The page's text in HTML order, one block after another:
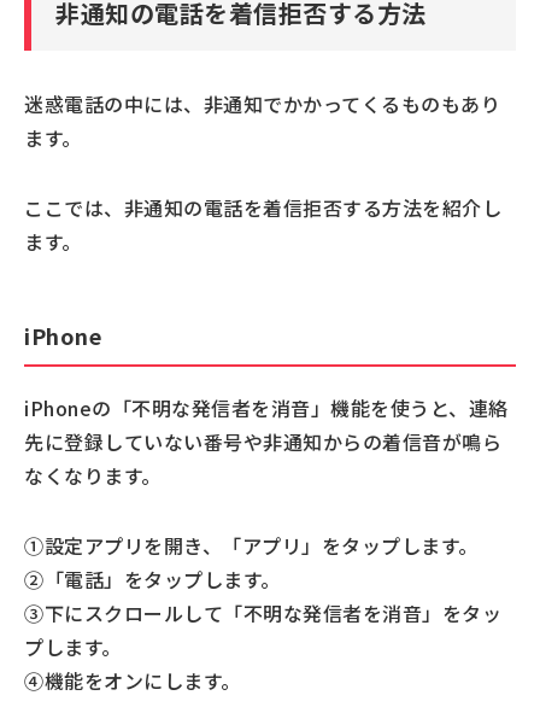
非通知の電話を着信拒否する方法
迷惑電話の中には、非通知でかかってくるものもあり
ます。
ここでは、非通知の電話を着信拒否する方法を紹介し
ます。
iPhone
iPhoneの「不明な発信者を消音」機能を使うと、連絡
先に登録していない番号や非通知からの着信音が鳴ら
なくなります。
①設定アプリを開き、「アプリ」をタップします。
②「電話」をタップします。
③下にスクロールして「不明な発信者を消音」をタッ
プします。
④機能をオンにします。